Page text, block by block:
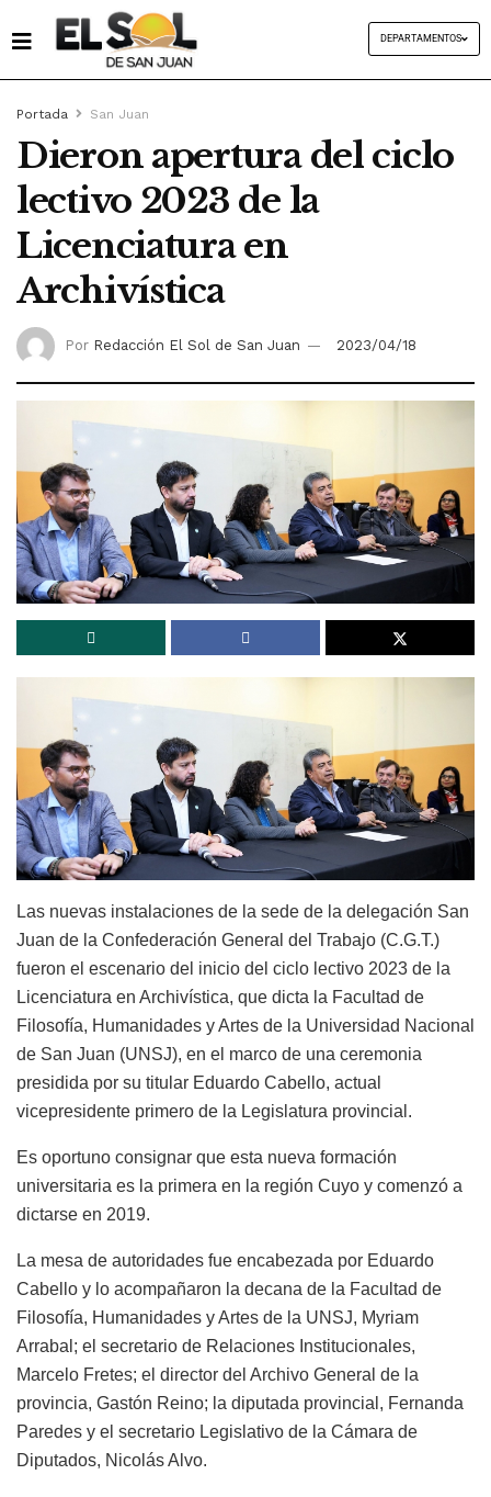
DEPARTAMENTOS
Portada San Juan
Dieron apertura del ciclo
lectivo 2023 de la
Licenciatura en
Archivística
Por Redacción El Sol de San Juan 2023/04/18
Las nuevas instalaciones de la sede de la delegación San
Juan de la Confederación General del Trabajo (C.G.T.)
fueron el escenario del inicio del ciclo lectivo 2023 de la
Licenciatura en Archivística, que dicta la Facultad de
Filosofía, Humanidades y Artes de la Universidad Nacional
de San Juan (UNSJ), en el marco de una ceremonia
presidida por su titular Eduardo Cabello, actual
vicepresidente primero de la Legislatura provincial.
Es oportuno consignar que esta nueva formación
universitaria es la primera en la región Cuyo y comenzó a
dictarse en 2019.
La mesa de autoridades fue encabezada por Eduardo
Cabello y lo acompañaron la decana de la Facultad de
Filosofía, Humanidades y Artes de la UNSJ, Myriam
Arrabal; el secretario de Relaciones Institucionales,
Marcelo Fretes; el director del Archivo General de la
provincia, Gastón Reino; la diputada provincial, Fernanda
Paredes y el secretario Legislativo de la Cámara de
Diputados, Nicolás Alvo.